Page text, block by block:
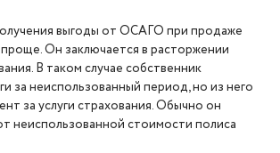
выгоды от ОСАГО при продаже
Он заключается в расторжении
В таком случае собственник
за неиспользованный период, но из него
за услуги страхования. Обычно он
неиспользованной стоимости полиса